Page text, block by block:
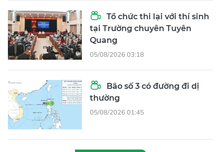
Tổ chức thi lại với thí sinh
tại Trường chuyên Tuyên
Quang
05/08/2026 03:18
Bão số 3 có đường đi dị
thường
05/08/2026 01:45